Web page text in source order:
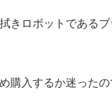
きロボットである
購入するか迷った